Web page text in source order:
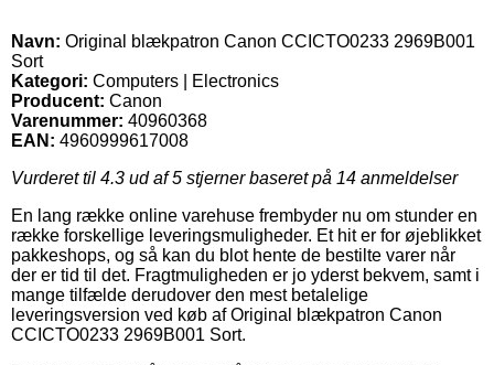
Navn: Original blækpatron Canon CCICTO0233 2969B001
Sort
Kategori: Computers | Electronics
Producent: Canon
Varenummer: 40960368
EAN: 4960999617008
Vurderet til 4.3 ud af 5 stjerner baseret på 14 anmeldelser
En lang række online varehuse frembyder nu om stunder en
række forskellige leveringsmuligheder. Et hit er for øjeblikket
pakkeshops, og så kan du blot hente de bestilte varer når
der er tid til det. Fragtmuligheden er jo yderst bekvem, samt i
mange tilfælde derudover den mest betalelige
leveringsversion ved køb af Original blækpatron Canon
CCICTO0233 2969B001 Sort.